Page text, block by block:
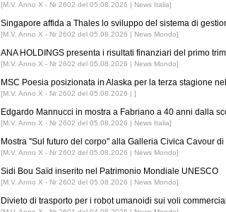
[M.V. Anno X - Nr 2602 del 05.08.2026 | News Italia]
Singapore affida a Thales lo sviluppo del sistema di
[M.V. Anno X - Nr 2602 del 05.08.2026 | News Mondo]
ANA HOLDINGS presenta i risultati finanziari del primo
[M.V. Anno X - Nr 2602 del 05.08.2026 | News Mondo]
MSC Poesia posizionata in Alaska per la terza stagione
[M.V. Anno X - Nr 2602 del 05.08.2026 | ]
Edgardo Mannucci in mostra a Fabriano a 40 anni dalla
[M.V. Anno X - Nr 2602 del 05.08.2026 | News Italia]
Mostra ''Sul futuro del corpo'' alla Galleria Civica Cavour
[M.V. Anno X - Nr 2602 del 05.08.2026 | News Mondo]
Sidi Bou Saïd inserito nel Patrimonio Mondiale UNESCO
[M.V. Anno X - Nr 2602 del 05.08.2026 | News Mondo]
Divieto di trasporto per i robot umanoidi sui voli